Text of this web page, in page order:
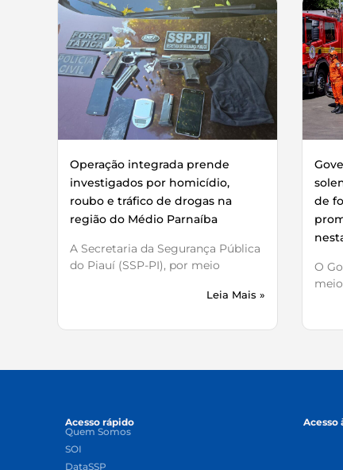
Operação integrada prende
investigados por homicídio,
roubo e tráfico de drogas na
região do Médio Parnaíba
A Secretaria da Segurança Pública
do Piauí (SSP-PI), por meio
Leia Mais »
de
O
Acesso rápido
Quem Somos
SOI
DataSSP
Acesso